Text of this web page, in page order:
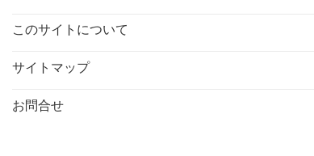
このサイトについて
サイトマップ
お問合せ